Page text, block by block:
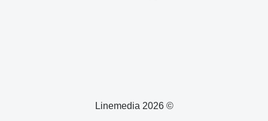
© 2026 Linemedia